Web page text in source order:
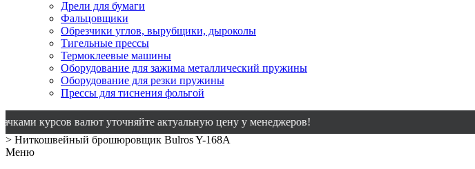
Дрели для бумаги
Фальцовщики
Обрезчики углов, вырубщики, дыроколы
Тигельные прессы
Термоклеевые машины
Оборудование для зажима металлический пружины
Оборудование для резки пружины
Прессы для тиснения фольгой
валют уточняйте актуальную цену у менеджеров!
> Ниткошвейный брошюровщик Bulros Y-168A
Меню